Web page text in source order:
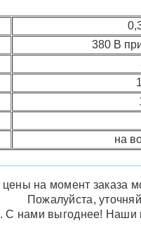
380 В
на
на момент заказа
Пожалуйста,
С нами выгоднее!